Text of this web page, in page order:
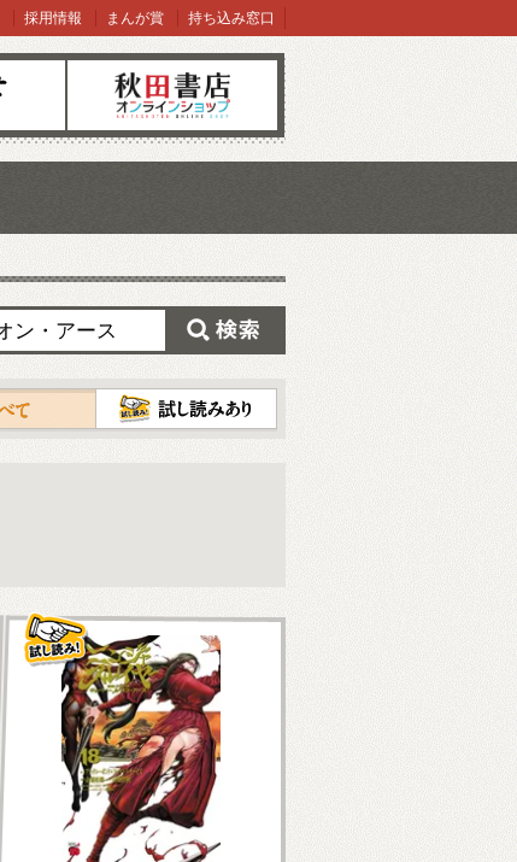
オンラインショップ
採用情報 まんが賞 持ち込み窓口